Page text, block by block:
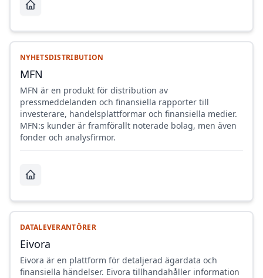
NYHETSDISTRIBUTION
MFN
MFN är en produkt för distribution av
pressmeddelanden och finansiella rapporter till
investerare, handelsplattformar och finansiella medier.
MFN:s kunder är framförallt noterade bolag, men även
fonder och analysfirmor.
DATALEVERANTÖRER
Eivora
Eivora är en plattform för detaljerad ägardata och
finansiella händelser. Eivora tillhandahåller information